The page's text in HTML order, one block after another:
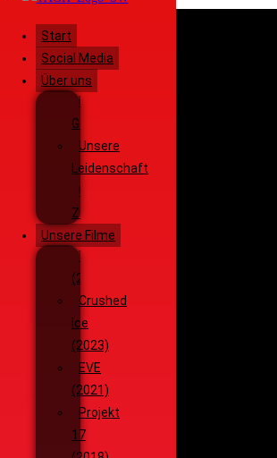
Start
Social Media
Über uns
Unsere
Geschichte
Unsere
Leidenschaft
Unsere
Ziele
Unsere Filme
Wenja
(2025)
Crushed
Ice
(2023)
EVE
(2021)
Projekt
17